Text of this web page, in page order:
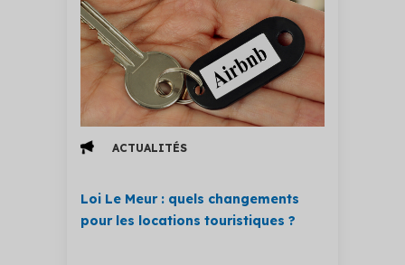
ACTUALITÉS
Loi Le Meur : quels changements
pour les locations touristiques ?